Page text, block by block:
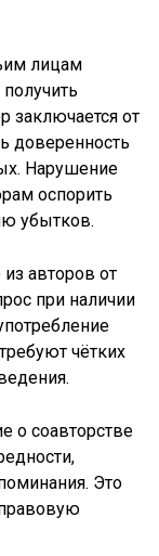
лицам
заключается от
доверенность
Нарушение
оспорить
убытков.
авторов от
при наличии
чётких
о соавторстве
Это